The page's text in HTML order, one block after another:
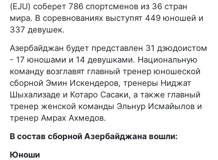
(EJU) соберет 786 спортсменов из 36 стран
мира. В соревнованиях выступят 449 юношей и
337 девушек.
Азербайджан будет представлен 31 дзюдоистом
- 17 юношами и 14 девушками. Национальную
команду возглавят главный тренер юношеской
сборной Эмин Искендеров, тренеры Ниджат
Шыхализаде и Котаро Сасаки, а также главный
тренер женской команды Эльнур Исмайылов и
тренер Амрах Ахмедов.
В состав сборной Азербайджана вошли:
Юноши